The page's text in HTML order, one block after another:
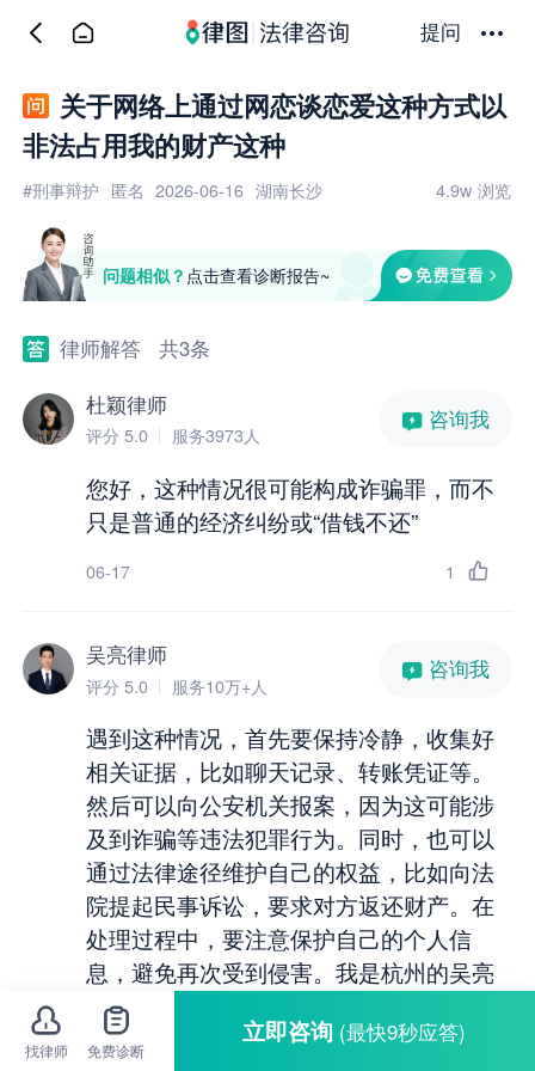
提问
关于网络上通过网恋谈恋爱这种方式以
非法占用我的财产这种
4.9w 浏览
#刑事辩护 匿名 2026-06-16 湖南长沙
问题相似？ 点击查看诊断报告~
律师解答
共3条
杜颖律师
评分 5.0 服务3973人
咨询我
您好，这种情况很可能构成诈骗罪，而不
只是普通的经济纠纷或“借钱不还”
1
06-17
吴亮律师
评分 5.0 服务10万+人
咨询我
遇到这种情况，首先要保持冷静，收集好
相关证据，比如聊天记录、转账凭证等。
然后可以向公安机关报案，因为这可能涉
及到诈骗等违法犯罪行为。同时，也可以
通过法律途径维护自己的权益，比如向法
院提起民事诉讼，要求对方返还财产。在
处理过程中，要注意保护自己的个人信
息，避免再次受到侵害。我是杭州的吴亮
律师，如果仍有疑问，欢迎追问或一对一
咨询。
找律师 免费诊断
立即咨询 (最快9秒应答)